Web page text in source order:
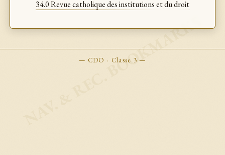
NAV. & REC. BOOKMARKS
34.0 Revue catholique des institutions et du droit
— CDO · Classe 3 —